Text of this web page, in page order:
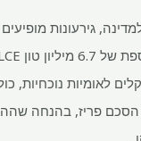
לאומיות נוכחיות,
הסכם פריז, בהנחה